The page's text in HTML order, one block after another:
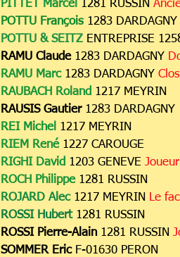
PITTET Marcel 1281 RUSSIN
POTTU François 1283 DARDAGNY
POTTU & SEITZ ENTREPRISE
RAMU Claude1283 DARDAGNY
RAMU Marc 1283 DARDAGNY
RAUBACH Roland 1217 MEYRIN
RAUSIS Gautier 1283 DARDAGNY
REI Michel 1217 MEYRIN
RIEM René 1227 CAROUGE
RIGHI David 1203 GENEVE Joueur
ROCH Philippe 1281 RUSSIN
ROJARD Alec 1217 MEYRIN Le
ROSSI Hubert 1281 RUSSIN
ROSSI Pierre-Alain1281 RUSSIN
SOMMER EricF-01630 PERON